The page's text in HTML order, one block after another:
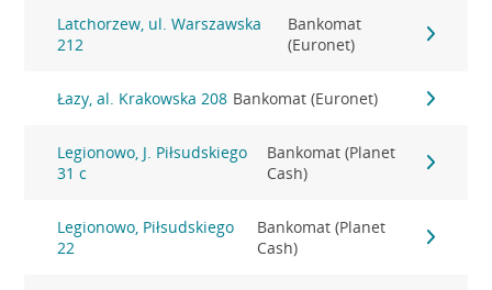
Latchorzew, ul. Warszawska
212
Bankomat
(Euronet)
Łazy, al. Krakowska 208 Bankomat (Euronet)
Legionowo, J. Piłsudskiego
31 c
Bankomat (Planet
Cash)
Legionowo, Piłsudskiego
22
Bankomat (Planet
Cash)